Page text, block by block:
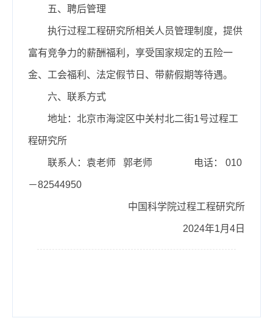
五、聘后管理
执行过程工程研究所相关人员管理制度，提供
富有竞争力的薪酬福利，享受国家规定的五险一
金、工会福利、法定假节日、带薪假期等待遇。
六、联系方式
地址：北京市海淀区中关村北二街1号过程工
程研究所
联系人：袁老师 郭老师 电话： 010
－82544950
中国科学院过程工程研究所
2024年1月4日